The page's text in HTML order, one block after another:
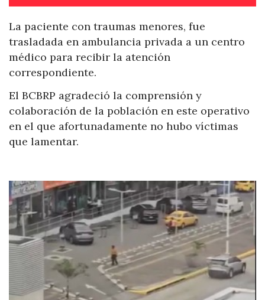
La paciente con traumas menores, fue
trasladada en ambulancia privada a un centro
médico para recibir la atención
correspondiente.
El BCBRP agradeció la comprensión y
colaboración de la población en este operativo
en el que afortunadamente no hubo víctimas
que lamentar.